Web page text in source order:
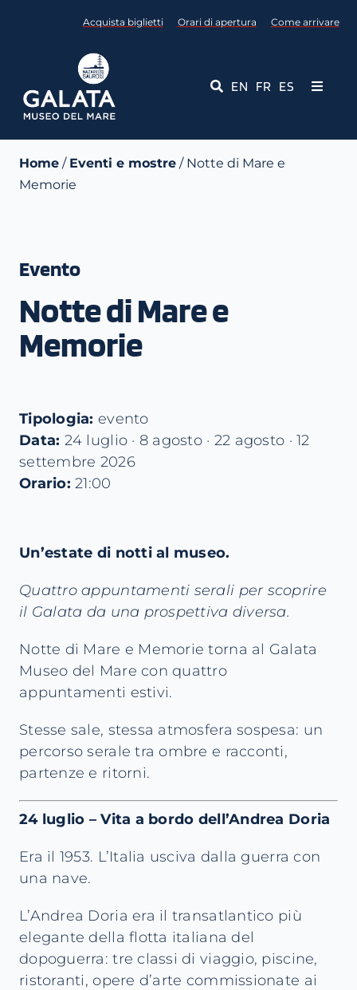
Acquista biglietti Orari di apertura Come arrivare
EN FR ES
Toggle
Eventi
Media
Contattaci
Home / Eventi e mostre / Notte di Mare e
Memorie
Evento
Notte di Mare e
Memorie
Tipologia: evento
Data: 24 luglio · 8 agosto · 22 agosto · 12
settembre 2026
Orario: 21:00
Un’estate di notti al museo.
Quattro appuntamenti serali per scoprire
il Galata da una prospettiva diversa.
Notte di Mare e Memorie torna al Galata
Museo del Mare con quattro
appuntamenti estivi.
Stesse sale, stessa atmosfera sospesa: un
percorso serale tra ombre e racconti,
partenze e ritorni.
24 luglio – Vita a bordo dell’Andrea Doria
Era il 1953. L’Italia usciva dalla guerra con
una nave.
L’Andrea Doria era il transatlantico più
elegante della flotta italiana del
dopoguerra: tre classi di viaggio, piscine,
ristoranti, opere d’arte commissionate ai